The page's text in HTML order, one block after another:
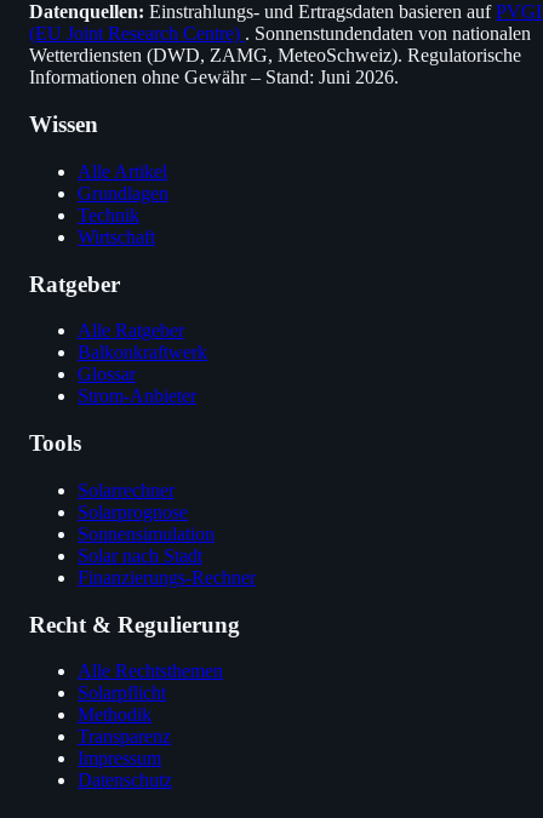
Datenquellen: Einstrahlungs- und Ertragsdaten basieren auf
(EU Joint Research Centre) . Sonnenstundendaten von nationalen
Wetterdiensten (DWD, ZAMG, MeteoSchweiz). Regulatorische
Informationen ohne Gewähr – Stand: Juni 2026.
Wissen
Alle Artikel
Grundlagen
Technik
Wirtschaft
Ratgeber
Alle Ratgeber
Balkonkraftwerk
Glossar
Strom-Anbieter
Tools
Solarrechner
Solarprognose
Sonnensimulation
Solar nach Stadt
Finanzierungs-Rechner
Recht & Regulierung
Alle Rechtsthemen
Solarpflicht
Methodik
Transparenz
Impressum
Datenschutz